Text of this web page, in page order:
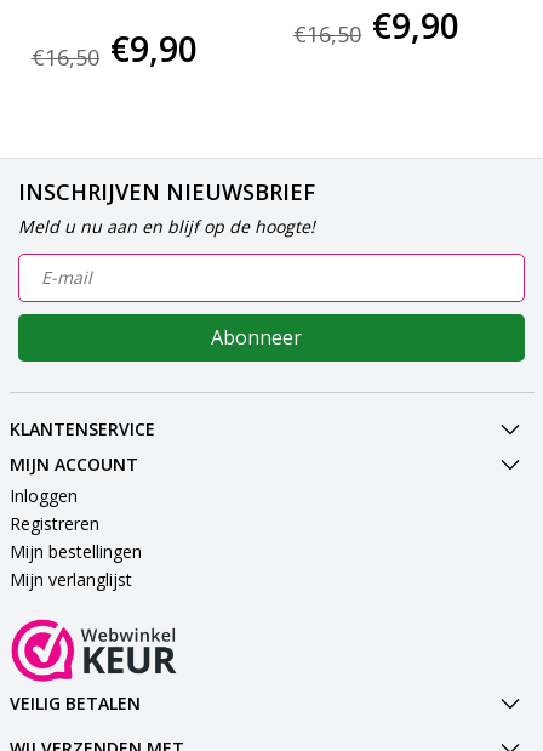
€16,50 €9,90 €16,50 €9,90
INSCHRIJVEN NIEUWSBRIEF
Meld u nu aan en blijf op de hoogte!
Abonneer
KLANTENSERVICE
MIJN ACCOUNT
Inloggen
Registreren
Mijn bestellingen
Mijn verlanglijst
VEILIG BETALEN